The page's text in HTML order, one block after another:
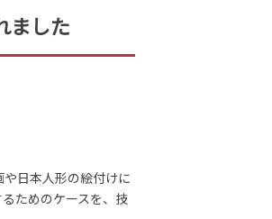
ました
日本人形の絵付けに
ためのケースを、技